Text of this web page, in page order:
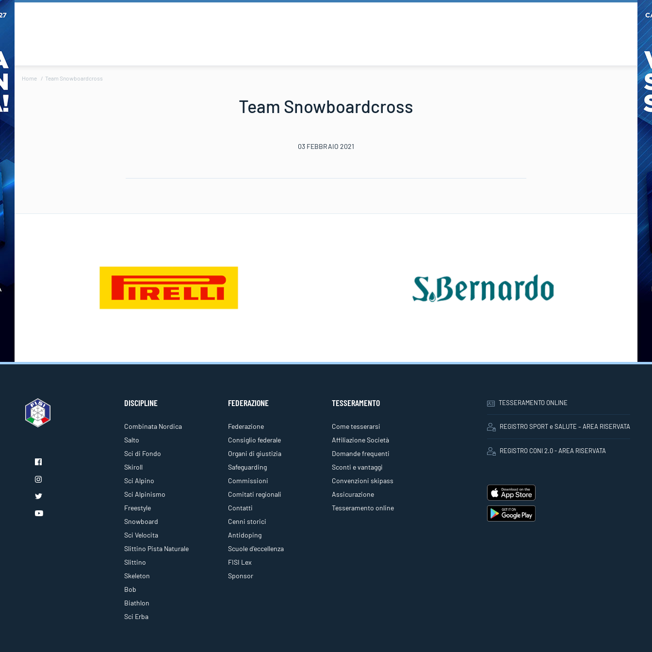
Home Team Snowboardcross
Team Snowboardcross
03 FEBBRAIO 2021
DISCIPLINE
Combinata Nordica
Salto
Sci di Fondo
Skiroll
Sci Alpino
Sci Alpinismo
Freestyle
Snowboard
Sci Velocita
Slittino Pista Naturale
Slittino
Skeleton
Bob
Biathlon
Sci Erba
FEDERAZIONE
Federazione
Consiglio federale
Organi di giustizia
Safeguarding
Commissioni
Comitati regionali
Contatti
Cenni storici
Antidoping
Scuole d'eccellenza
FISI Lex
Sponsor
TESSERAMENTO
Come tesserarsi
Affiliazione Società
Domande frequenti
Sconti e vantaggi
Convenzioni skipass
Assicurazione
Tesseramento online
TESSERAMENTO ONLINE
REGISTRO SPORT e SALUTE – AREA RISERVATA
REGISTRO CONI 2.0 - AREA RISERVATA